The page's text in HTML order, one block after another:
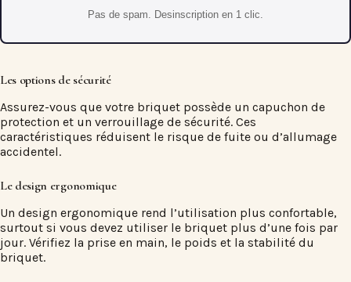
Pas de spam. Desinscription en 1 clic.
Les options de sécurité
Assurez-vous que votre briquet possède un capuchon de
protection et un verrouillage de sécurité. Ces
caractéristiques réduisent le risque de fuite ou d’allumage
accidentel.
Le design ergonomique
Un design ergonomique rend l’utilisation plus confortable,
surtout si vous devez utiliser le briquet plus d’une fois par
jour. Vérifiez la prise en main, le poids et la stabilité du
briquet.